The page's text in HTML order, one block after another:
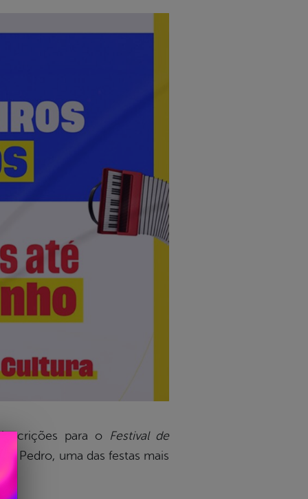
para o Festival de
Pedro, uma das festas mais